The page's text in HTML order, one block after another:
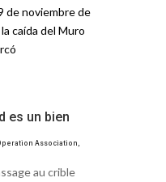
de noviembre de
caída del Muro
es un bien
Association,
au crible